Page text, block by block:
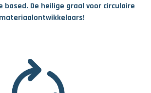
based. De heilige graal voor circulaire
materiaalontwikkelaars!